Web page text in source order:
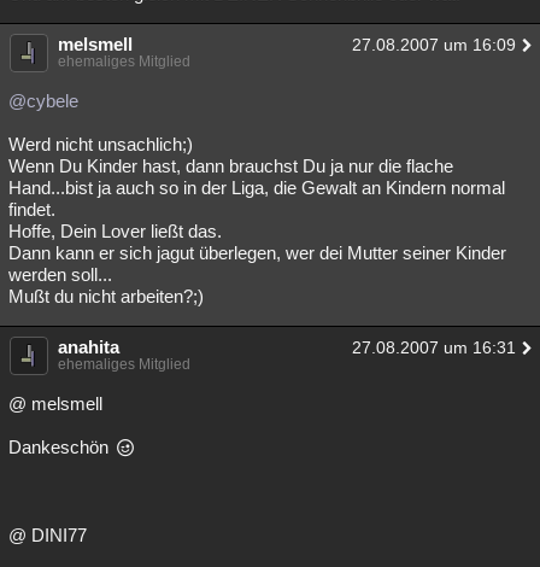
melsmell 27.08.2007 um 16:09
ehemaliges Mitglied
@cybele
Werd nicht unsachlich;)
Wenn Du Kinder hast, dann brauchst Du ja nur die flache
Hand...bist ja auch so in der Liga, die Gewalt an Kindern normal
findet.
Hoffe, Dein Lover ließt das.
Dann kann er sich jagut überlegen, wer dei Mutter seiner Kinder
werden soll...
Mußt du nicht arbeiten?;)
anahita 27.08.2007 um 16:31
ehemaliges Mitglied
@ melsmell
Dankeschön
@ DINI77